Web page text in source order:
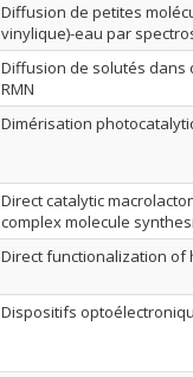
Diffusion de petites
vinylique)-eau par
Diffusion de solutés dans
RMN
Dimérisation
Direct catalytic
complex molecule
Direct functionalization of
Dispositifs